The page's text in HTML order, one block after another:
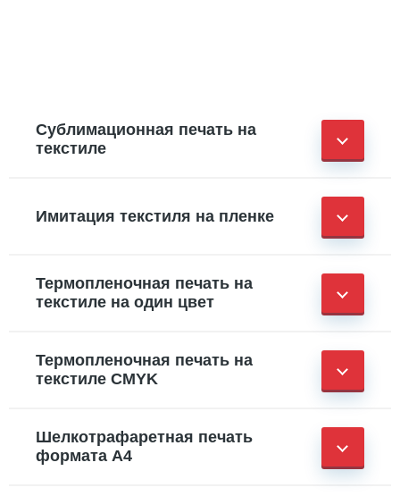
Сублимационная печать на
текстиле
Имитация текстиля на пленке
Термопленочная печать на
текстиле на один цвет
Термопленочная печать на
текстиле CMYK
Шелкотрафаретная печать
формата А4